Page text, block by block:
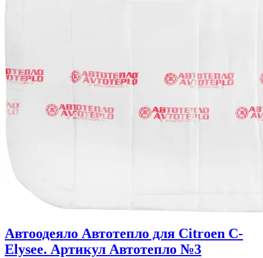
Автоодеяло Автотепло для Citroen C-
Elysee. Артикул Автотепло №3